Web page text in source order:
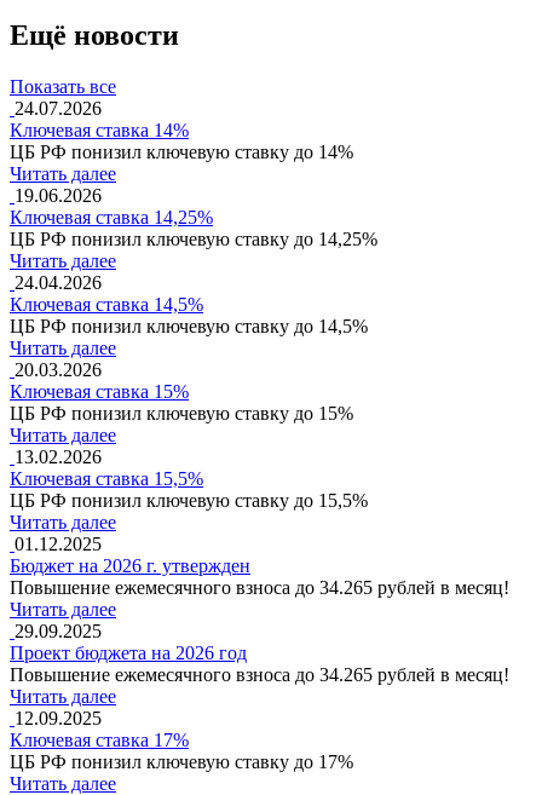
Ещё новости
Показать все
24.07.2026
Ключевая ставка 14%
ЦБ РФ понизил ключевую ставку до 14%
Читать далее
19.06.2026
Ключевая ставка 14,25%
ЦБ РФ понизил ключевую ставку до 14,25%
Читать далее
24.04.2026
Ключевая ставка 14,5%
ЦБ РФ понизил ключевую ставку до 14,5%
Читать далее
20.03.2026
Ключевая ставка 15%
ЦБ РФ понизил ключевую ставку до 15%
Читать далее
13.02.2026
Ключевая ставка 15,5%
ЦБ РФ понизил ключевую ставку до 15,5%
Читать далее
01.12.2025
Бюджет на 2026 г. утвержден
Повышение ежемесячного взноса до 34.265 рублей в месяц!
Читать далее
29.09.2025
Проект бюджета на 2026 год
Повышение ежемесячного взноса до 34.265 рублей в месяц!
Читать далее
12.09.2025
Ключевая ставка 17%
ЦБ РФ понизил ключевую ставку до 17%
Читать далее